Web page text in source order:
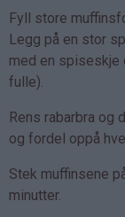
Fyll store
Legg på en stor
med en
fulle).
Rens rabarbra og
og fordel oppå
Stek muffinsene
minutter.